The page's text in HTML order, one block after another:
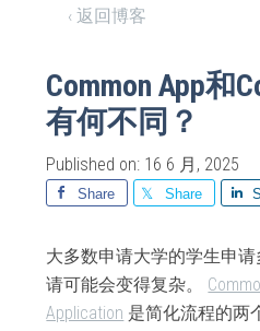
‹ 返回博客
Common App和
有何不同？
Published on: 16 6 月, 2025
Share Share
大多数申请大学的学生申
请可能会变得复杂。
Application 是简化流程的两